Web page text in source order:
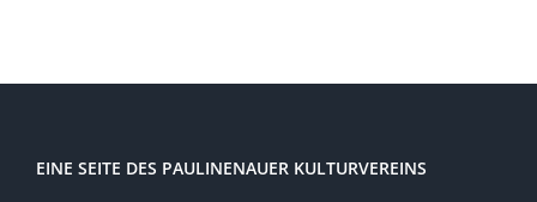
EINE SEITE DES PAULINENAUER KULTURVEREINS